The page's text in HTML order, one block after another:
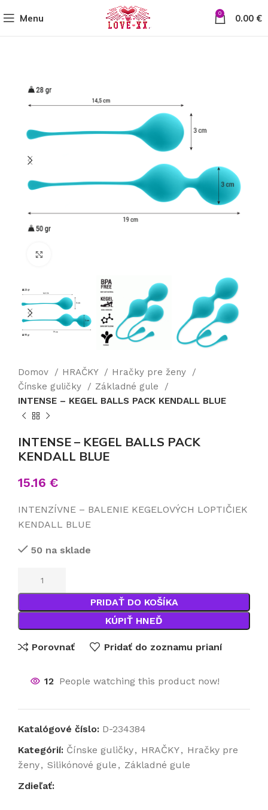
Menu 0 0.00 €
Domov HRAČKY
Hračky pre ženy
Čínske guličky
Základné gule
INTENSE – KEGEL BALLS PACK KENDALL BLUE
INTENSE – KEGEL BALLS PACK
KENDALL BLUE
15.16 €
INTENZÍVNE – BALENIE KEGELOVÝCH LOPTIČIEK
KENDALL BLUE
50 na sklade
PRIDAŤ DO KOŠÍKA
KÚPIŤ HNEĎ
Porovnať Pridať do zoznamu prianí
12 People watching this product now!
Katalógové číslo: D-234384
Kategórií: Čínske guličky, HRAČKY, Hračky pre
ženy, Silikónové gule , Základné gule
Zdieľať: